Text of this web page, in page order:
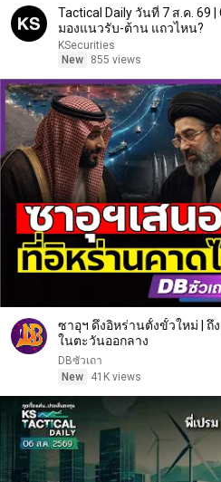
Tactical Daily วันที่ 7 ส.ค. 69
มองแนวรับ-ต้าน แถวไหน?
KSecurities
New
855 views
ซาอุฯ ดึงอิหร่านตั้งขั้วใหม่ | ถึ
ในตะวันออกลาง
DBซัวเถา
New
41K views